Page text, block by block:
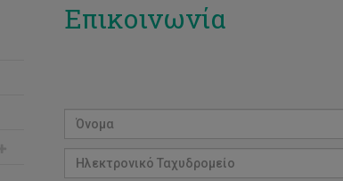
Επικοινωνία